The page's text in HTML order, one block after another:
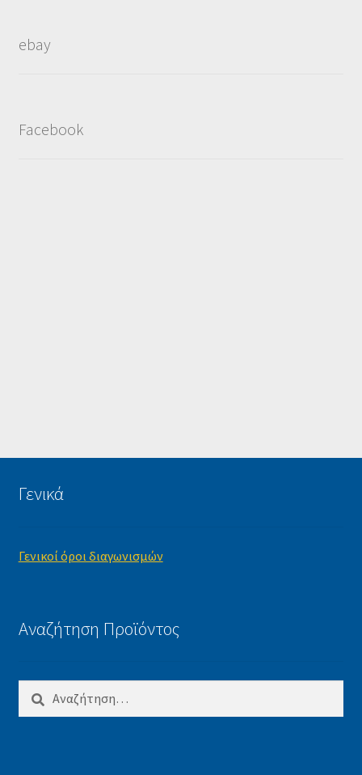
ebay
Facebook
Γενικά
Γενικοί όροι διαγωνισμών
Αναζήτηση Προϊόντος
Αναζήτηση